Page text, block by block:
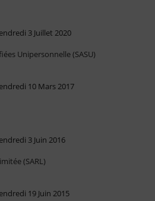
3 Juillet 2020
Unipersonnelle (SASU)
10 Mars 2017
3 Juin 2016
(SARL)
19 Juin 2015